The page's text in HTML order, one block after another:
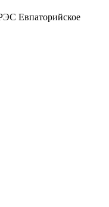
Евпаторийское